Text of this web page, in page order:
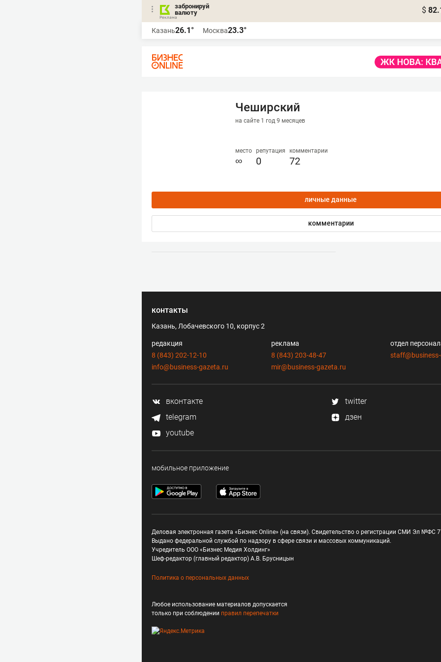
забронируй
валюту
$
Казань26.1° Москва23.3°
Чеширский
на сайте 1 год 9 месяцев
место
∞
репутация
0
комментарии
72
личные данные
комментарии
контакты
Казань, Лобачевского 10, корпус 2
редакция
8 (843) 202-12-10
info@business-gazeta.ru
реклама
8 (843) 203-48-47
mir@business-gazeta.ru
отдел
вконтакте
twitter
telegram
дзен
youtube
мобильное приложение
Деловая электронная газета «Бизнес Online» (на связи). Свидетельство о регистрации СМИ Эл №ФС
Выдано федеральной службой по надзору в сфере связи и массовых коммуникаций.
Учредитель ООО «Бизнес Медия Холдинг»
Шеф-редактор (главный редактор) А.В. Брусницын
Политика о персональных данных
Любое использование материалов допускается
только при соблюдении правил перепечатки